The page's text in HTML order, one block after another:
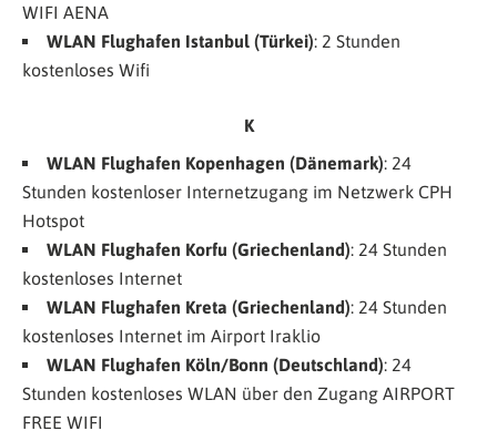
WIFI AENA
WLAN Flughafen Istanbul (Türkei): 2 Stunden
kostenloses Wifi
K
WLAN Flughafen Kopenhagen (Dänemark): 24
Stunden kostenloser Internetzugang im Netzwerk CPH
Hotspot
WLAN Flughafen Korfu (Griechenland): 24 Stunden
kostenloses Internet
WLAN Flughafen Kreta (Griechenland): 24 Stunden
kostenloses Internet im Airport Iraklio
WLAN Flughafen Köln/Bonn (Deutschland): 24
Stunden kostenloses WLAN über den Zugang AIRPORT
FREE WIFI